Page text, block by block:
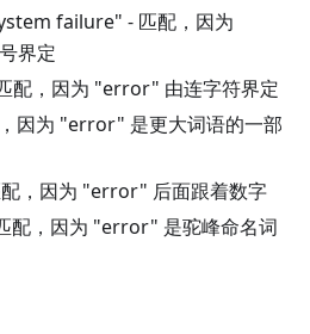
failure" - 匹配，因为
界定
配，因为 "error" 由连字符界定
因为 "error" 是更大词语的一部
，因为 "error" 后面跟着数字
配，因为 "error" 是驼峰命名词